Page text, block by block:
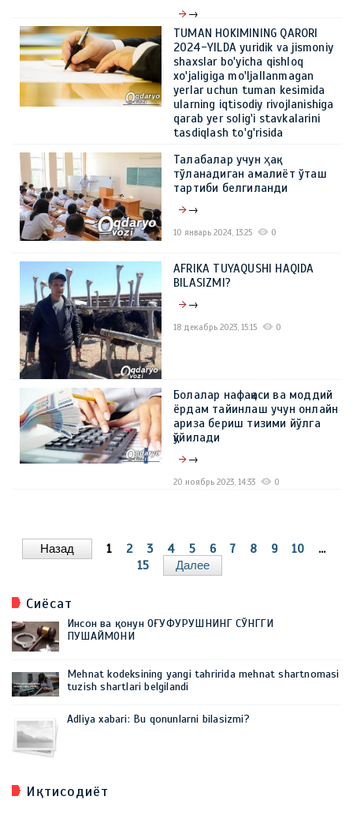
→
21 май 2024, 10:39 0
TUMAN HOKIMINING QARORI
2024-YILDA yuridik va jismoniy
shaxslar bo'yicha qishloq
xo'jaligiga mo'ljallanmagan
yerlar uchun tuman kesimida
ularning iqtisodiy rivojlanishiga
qarab yer solig'i stavkalarini
tasdiqlash to'g'risida
→
15 февраль 2024, 11:05 0
Талабалар учун ҳақ
тўланадиган амалиёт ўташ
тартиби белгиланди
→
10 январь 2024, 13:25 0
AFRIKA TUYAQUSHI HAQIDA
BILASIZMI?
→
18 декабрь 2023, 15:15 0
Болалар нафақаси ва моддий
ёрдам тайинлаш учун онлайн
ариза бериш тизими йўлга
қўйилади
→
20 ноябрь 2023, 14:33 0
Назад 1 2 3 4 5 6 7 8 9 10
...
15
Далее
Сиёсат
Инсон ва қонун ОҒУФУРУШНИНГ СЎНГГИ
ПУШАЙМОНИ
Mehnat kodeksining yangi tahririda mehnat shartnomasi
tuzish shartlari belgilandi
Adliya xabari: Bu qonunlarni bilasizmi?
Иқтисодиёт